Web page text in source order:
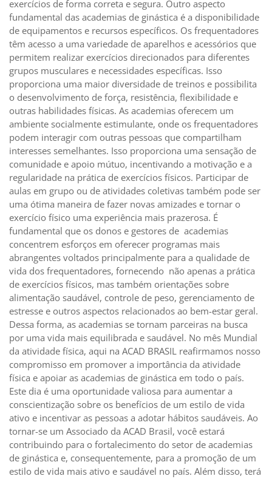
exercícios de forma correta e segura. Outro aspecto
fundamental das academias de ginástica é a disponibilidade
de equipamentos e recursos específicos. Os frequentadores
têm acesso a uma variedade de aparelhos e acessórios que
permitem realizar exercícios direcionados para diferentes
grupos musculares e necessidades específicas. Isso
proporciona uma maior diversidade de treinos e possibilita
o desenvolvimento de força, resistência, flexibilidade e
outras habilidades físicas. As academias oferecem um
ambiente socialmente estimulante, onde os frequentadores
podem interagir com outras pessoas que compartilham
interesses semelhantes. Isso proporciona uma sensação de
comunidade e apoio mútuo, incentivando a motivação e a
regularidade na prática de exercícios físicos. Participar de
aulas em grupo ou de atividades coletivas também pode ser
uma ótima maneira de fazer novas amizades e tornar o
exercício físico uma experiência mais prazerosa. É
fundamental que os donos e gestores de academias
concentrem esforços em oferecer programas mais
abrangentes voltados principalmente para a qualidade de
vida dos frequentadores, fornecendo não apenas a prática
de exercícios físicos, mas também orientações sobre
alimentação saudável, controle de peso, gerenciamento de
estresse e outros aspectos relacionados ao bem-estar geral.
Dessa forma, as academias se tornam parceiras na busca
por uma vida mais equilibrada e saudável. No mês Mundial
da atividade física, aqui na ACAD BRASIL reafirmamos nosso
compromisso em promover a importância da atividade
física e apoiar as academias de ginástica em todo o país.
Este dia é uma oportunidade valiosa para aumentar a
conscientização sobre os benefícios de um estilo de vida
ativo e incentivar as pessoas a adotar hábitos saudáveis. Ao
tornar-se um Associado da ACAD Brasil, você estará
contribuindo para o fortalecimento do setor de academias
de ginástica e, consequentemente, para a promoção de um
estilo de vida mais ativo e saudável no país. Além disso, terá